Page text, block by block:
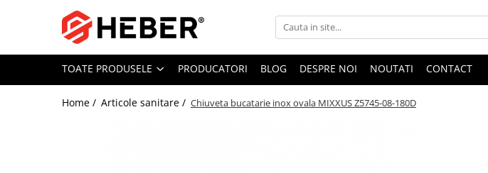
Toate Produsele
Mixere cu bol
TOATE PRODUSELE PRODUCATORI BLOG DESPRE NOI NOUTATI CONTACT
Home / Articole sanitare / Chiuveta bucatarie inox ovala MIXXUS Z5745-08-180D